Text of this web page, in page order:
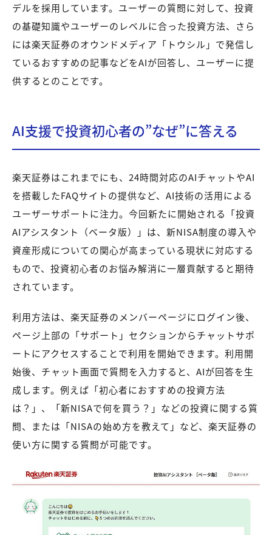
デルを採用しています。ユーザーの質問に対して、投資
の基礎知識やユーザーのレベルに合った投資方法、さら
には楽天証券のオウンドメディア「トウシル」で発信し
ているおすすめの記事などをAIが回答し、ユーザーに提
供するとのことです。
AI支援で投資初心者の”なぜ”に答える
楽天証券はこれまでにも、24時間対応のAIチャットやAI
を搭載したFAQサイトの提供など、AI技術の活用による
ユーザーサポートに注力。今回新たに開始される「投資
AIアシスタント（ベータ版）」は、新NISA制度の導入や
資産形成についての関心が高まっている現状に対応する
もので、投資初心者のお悩み解消に一層貢献すると期待
されています。
利用方法は、楽天証券のメンバーページにログイン後、
ページ上部の「サポート」セクションからチャットサポ
ートにアクセスすることで利用を開始できます。利用開
始後、チャット画面で質問を入力すると、AIが回答を生
成します。例えば「初心者におすすめの投資方法
は？」、「新NISAで何を買う？」などの投資に関する質
問、または「NISAの始め方を教えて」など、楽天証券の
使い方に関する質問が可能です。